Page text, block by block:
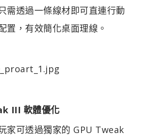
需透過一條線材即可直連行動
置，有效簡化桌面理線。
III 軟體優化​
家可透過獨家的 GPU Tweak